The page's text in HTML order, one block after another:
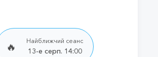
🔥
Найближчий сеанс
13-е серп. 14:00